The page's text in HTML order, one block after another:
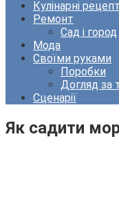
Кулінарні
Ремонт
Сад і город
Мода
Своїми руками
Поробки
Догляд за
Сценарії
Як садити